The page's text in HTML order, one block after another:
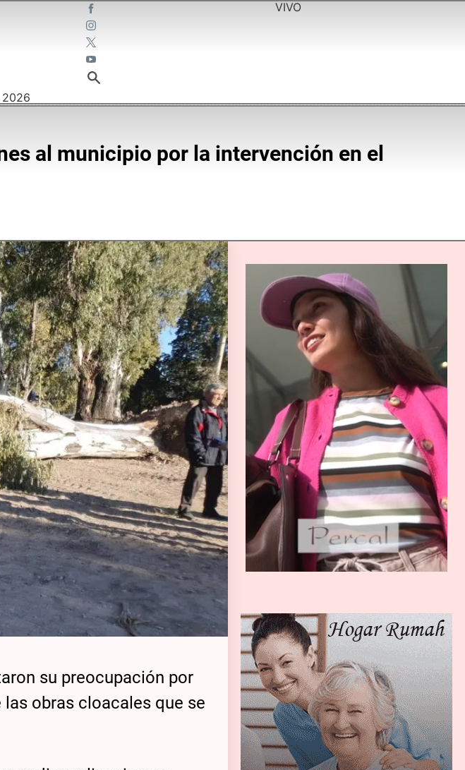
VIVO
al municipio por la intervención en el
su preocupación por
obras cloacales que se